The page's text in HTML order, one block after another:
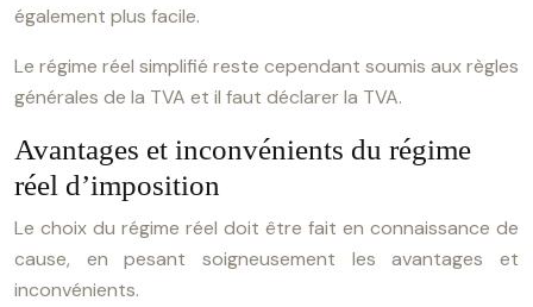
également plus facile.
Le régime réel simplifié reste cependant soumis aux règles
générales de la TVA et il faut déclarer la TVA.
Avantages et inconvénients du régime
réel d’imposition
Le choix du régime réel doit être fait en connaissance de
cause, en pesant soigneusement les avantages et
inconvénients.